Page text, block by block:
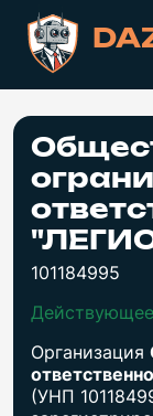
101184995
Организация
(УНП